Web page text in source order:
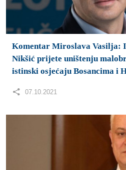
Komentar Miroslava Vasilja:
Nikšić prijete uništenju
istinski osjećaju Bosancima i
07.10.2021